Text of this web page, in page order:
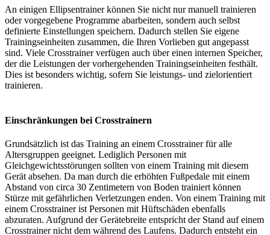
An einigen Ellipsentrainer können Sie nicht nur manuell trainieren
oder vorgegebene Programme abarbeiten, sondern auch selbst
definierte Einstellungen speichern. Dadurch stellen Sie eigene
Trainingseinheiten zusammen, die Ihren Vorlieben gut angepasst
sind. Viele Crosstrainer verfügen auch über einen internen Speicher,
der die Leistungen der vorhergehenden Trainingseinheiten festhält.
Dies ist besonders wichtig, sofern Sie leistungs- und zielorientiert
trainieren.
Einschränkungen bei Crosstrainern
Grundsätzlich ist das Training an einem Crosstrainer für alle
Altersgruppen geeignet. Lediglich Personen mit
Gleichgewichtsstörungen sollten von einem Training mit diesem
Gerät absehen. Da man durch die erhöhten Fußpedale mit einem
Abstand von circa 30 Zentimetern von Boden trainiert können
Stürze mit gefährlichen Verletzungen enden. Von einem Training mit
einem Crosstrainer ist Personen mit Hüftschäden ebenfalls
abzuraten. Aufgrund der Gerätebreite entspricht der Stand auf einem
Crosstrainer nicht dem während des Laufens. Dadurch entsteht ein